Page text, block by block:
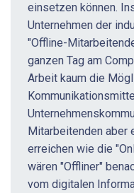
einsetzen können.
Unternehmen der
"Offline-
ganzen Tag am
Arbeit kaum die
Mitarbeitenden aber
erreichen wie die
wären "Offliner"
vom digitalen